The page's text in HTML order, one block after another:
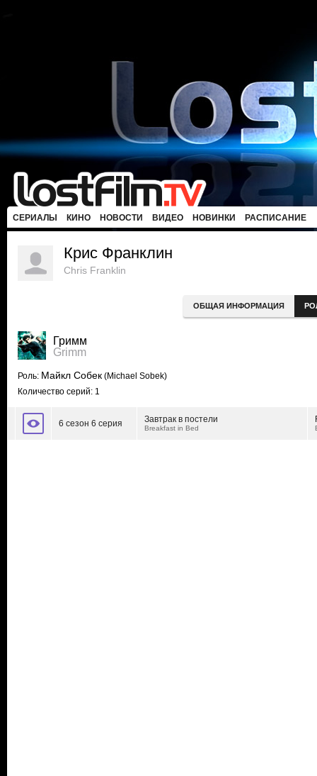
СЕРИАЛЫ КИНО НОВОСТИ ВИДЕО НОВИНКИ РАСПИСАНИЕ
Крис Франклин
Chris Franklin
ОБЩАЯ ИНФОРМАЦИЯ
Гримм
Grimm
Роль: Майкл Собек (Michael Sobek)
Количество серий: 1
6 сезон 6 серия Завтрак в постели
Breakfast in Bed